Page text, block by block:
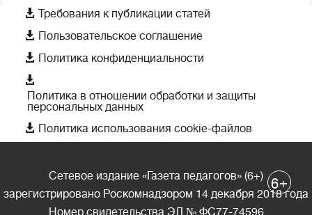
 Требования к публикации статей
 Пользовательское соглашение
 Политика конфиденциальности

Политика в отношении обработки и защиты
персональных данных
 Политика использования cookie-файлов
Сетевое издание «Газета педагогов» (6+)
зарегистрировано Роскомнадзором 14 декабря 2018 года
Номер свидетельства ЭЛ № ФС77-74596
6+